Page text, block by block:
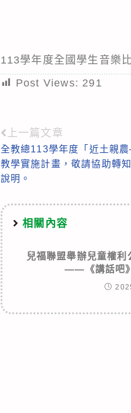
113學年度全國學生音樂
Post Views: 291
Read
more
articles
上一篇文章
全教總113學年度「近土親
教學實施計畫，敬請協助轉
說明。
相關內容
兒福聯盟舉辦兒童權
——《講話吧